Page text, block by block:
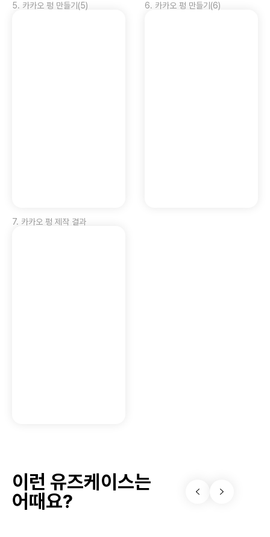
5. 카카오 펑 만들기(5) 6. 카카오 펑 만들기(6)
7. 카카오 펑 제작 결과
이런 유즈케이스는
어때요?